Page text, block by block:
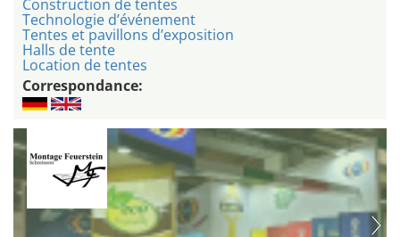
Construction de tentes
Technologie d’événement
Tentes et pavillons d’exposition
Halls de tente
Location de tentes
Correspondance: